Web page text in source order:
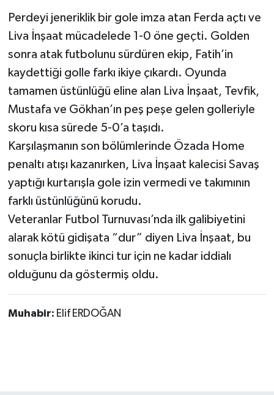
Perdeyi jeneriklik bir gole imza atan Ferda açtı ve
Liva İnşaat mücadelede 1-0 öne geçti. Golden
sonra atak futbolunu sürdüren ekip, Fatih’in
kaydettiği golle farkı ikiye çıkardı. Oyunda
tamamen üstünlüğü eline alan Liva İnşaat, Tevfik,
Mustafa ve Gökhan’ın peş peşe gelen golleriyle
skoru kısa sürede 5-0’a taşıdı.
Karşılaşmanın son bölümlerinde Özada Home
penaltı atışı kazanırken, Liva İnşaat kalecisi Savaş
yaptığı kurtarışla gole izin vermedi ve takımının
farklı üstünlüğünü korudu.
Veteranlar Futbol Turnuvası’nda ilk galibiyetini
alarak kötü gidişata “dur” diyen Liva İnşaat, bu
sonuçla birlikte ikinci tur için ne kadar iddialı
olduğunu da göstermiş oldu.
Muhabir: Elif ERDOĞAN